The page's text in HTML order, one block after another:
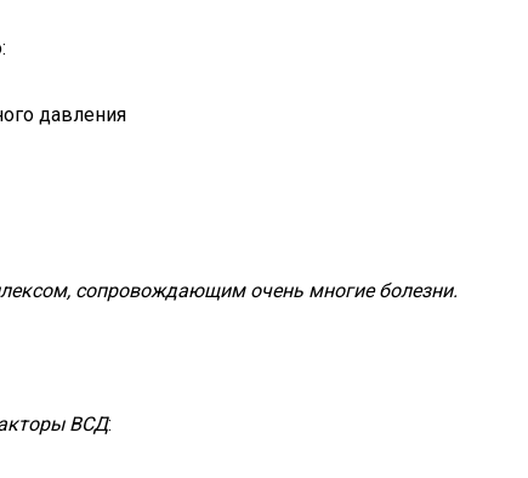
давления
сопровождающим очень многие болезни.
ВСД: